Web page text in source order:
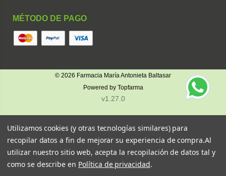
MÉTODO DE PAGO
© 2026 Farmacia María Antonieta Baltasar
Powered by Topfarma
v1.27.0
Utilizamos cookies (y otras tecnologías similares) para
recopilar datos a fin de mejorar su experiencia de compra.Al
utilizar nuestro sitio web, acepta la recopilación de datos tal y
como se describe en Política de privacidad.